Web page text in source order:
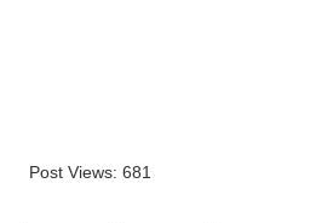
Post Views: 681